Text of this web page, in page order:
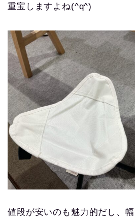
重宝しますよね(^q^)
値段が安いのも魅力的だし、